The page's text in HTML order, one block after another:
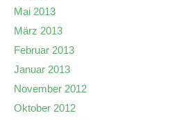
Mai 2013
März 2013
Februar 2013
Januar 2013
November 2012
Oktober 2012